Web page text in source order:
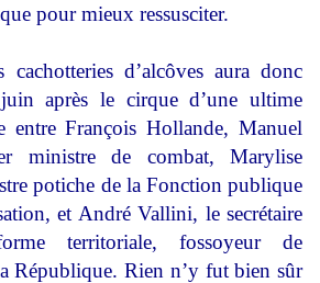
pour mieux ressusciter.
cachotteries d’alcôves aura donc
après le cirque d’une ultime
entre François Hollande, Manuel
ministre de combat, Marylise
potiche de la Fonction publique
et André Vallini, le secrétaire
territoriale, fossoyeur de
République. Rien n’y fut bien sûr